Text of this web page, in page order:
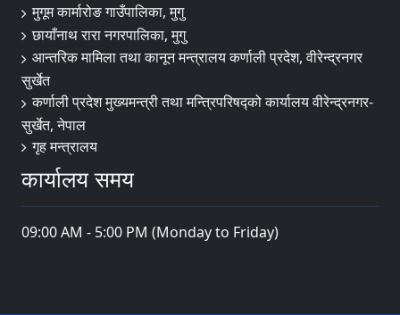
मुगूम कार्मारोङ गाउँपालिका, मुगु
छायाँनाथ रारा नगरपालिका, मुगु
आन्तरिक मामिला तथा कानून मन्त्रालय कर्णाली प्रदेश, वीरेन्द्रनगर
सुर्खेत
कर्णाली प्रदेश मुख्यमन्त्री तथा मन्त्रिपरिषद्को कार्यालय वीरेन्द्रनगर-
सुर्खेत, नेपाल
गृह मन्त्रालय
कार्यालय समय
09:00 AM - 5:00 PM (Monday to Friday)